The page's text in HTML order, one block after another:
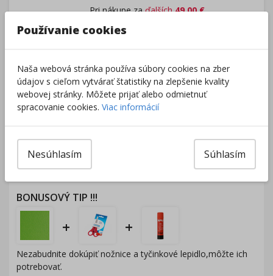
Pri nákupe zaďalších 49.00€
Rozdávame darčeky na podporu vzdelávania.
Nakúpte za ďalších 40,00€ a získate darček zadarmo.
pridať produkt medzi obľúbené
BONUSOVÝ TIP !!!
+ +
Nezabudnite dokúpiť nožnice a tyčinkové lepidlo,môžte ich
potrebovať.
Používanie cookies
Naša webová stránka používa súbory cookies na zber
údajov s cieľom vytvárať štatistiky na zlepšenie kvality
webovej stránky. Môžete prijať alebo odmietnuť
spracovanie cookies. Viac informácií
Súhlasím
Nesúhlasím